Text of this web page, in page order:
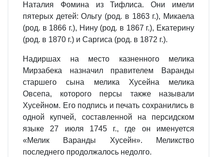
Наталия Фомина из Тифлиса. Они имели
пятерых детей: Ольгу (род. в 1863 г.), Микаела
(род. в 1866 г.), Нину (род. в 1867 г.), Екатерину
(род. в 1870 г.) и Саргиса (род. в 1872 г.).
Надиршах на место казненного мелика
Мирзабека назначил правителем Варанды
старшего сына мелика Хусейна мелика
Овсепа, которого персы также называли
Хусейном. Его подпись и печать сохранились в
одной купчей, составленной на персидском
языке 27 июля 1745 г., где он именуется
«Мелик Варанды Хусейн». Меликство
последнего продолжалось недолго.